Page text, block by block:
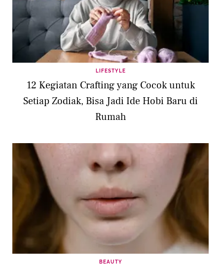
LIFESTYLE
12 Kegiatan Crafting yang Cocok untuk
Setiap Zodiak, Bisa Jadi Ide Hobi Baru di
Rumah
BEAUTY